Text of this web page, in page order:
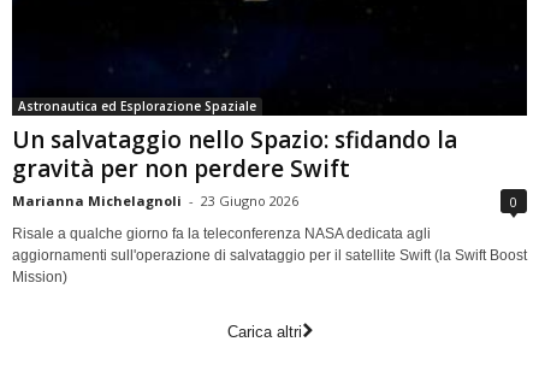
Astronautica ed Esplorazione Spaziale
Un salvataggio nello Spazio: sfidando la
gravità per non perdere Swift
Marianna Michelagnoli - 23 Giugno 2026 0
Risale a qualche giorno fa la teleconferenza NASA dedicata agli
aggiornamenti sull'operazione di salvataggio per il satellite Swift (la Swift Boost
Mission)
Carica altri